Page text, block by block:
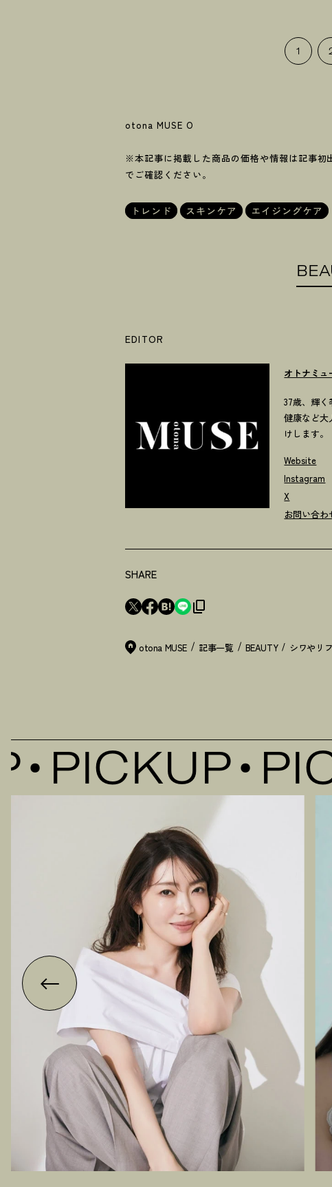
1
otona MUSE O
※本記事に掲載した商品の価格や情報は記事初
でご確認ください。
トレンド スキンケア エイジングケア
EDITOR
オトナミュ
37歳、輝
健康など大
けします。
Website
Instagram
X
お問い合わ
SHARE
otona MUSE 記事一覧 BEAUTY
PICKUP